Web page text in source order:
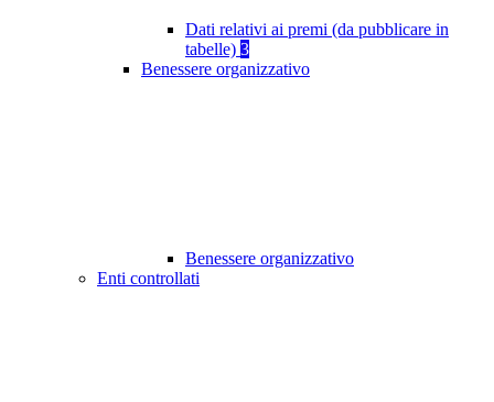
Dati relativi ai premi (da pubblicare in
tabelle) 3
Benessere organizzativo
Benessere organizzativo
Enti controllati